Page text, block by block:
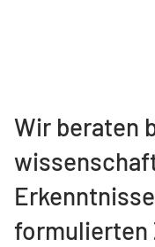
Wir beraten
formulierten